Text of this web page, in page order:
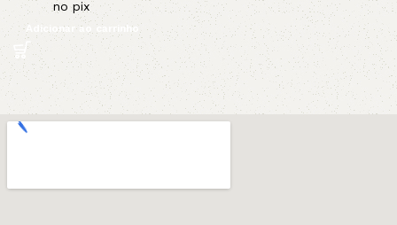
no pix
Adicionar ao carrinho